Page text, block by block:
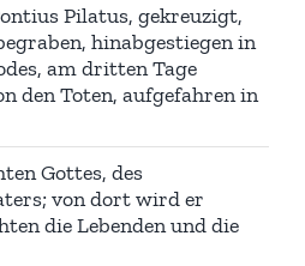
Pilatus, gekreuzigt,
hinabgestiegen in
am dritten Tage
den Toten, aufgefahren in
Gottes, des
von dort wird er
die Lebenden und die